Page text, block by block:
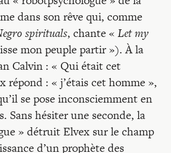
dans son rêve qui, comme
spirituals, chante «Let my
mon peuple partir »). À la
Calvin : « Qui était cet
répond : « j’étais cet homme »,
se pose inconsciemment en
Sans hésiter une seconde, la
» détruit Elvex sur le champ
d’un prophète des